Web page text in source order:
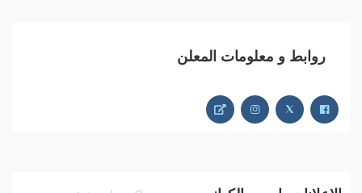
روابط و معلومات المعلن